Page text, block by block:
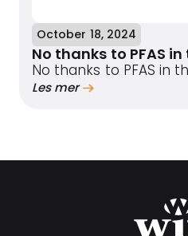
October 18, 2024
No thanks to PFAS
No thanks to PFAS in
Les mer